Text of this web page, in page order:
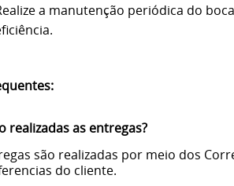
a manutenção periódica do
realizadas as entregas?
são realizadas por meio dos
do cliente.